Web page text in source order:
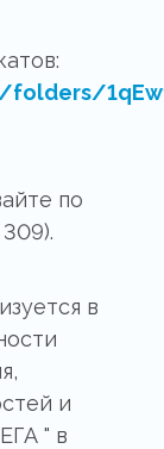
по
в
и
" в